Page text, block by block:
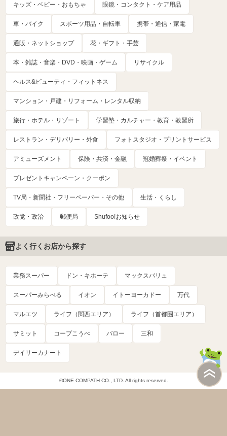
キッズ・ベビー・おもちゃ 眼鏡・コンタクト・ケア用品
車・バイク スポーツ用品・自転車 携帯・通信・家電
通販・ネットショップ 花・ギフト・手芸
本・雑誌・音楽・DVD・映画・ゲーム リサイクル
ヘルス&ビューティ・フィットネス
マンション・戸建・リフォーム・レンタル収納
旅行・ホテル・リゾート 学習塾・カルチャー・教育・教習所
レストラン・デリバリー・外食 フォトスタジオ・プリントサービス
アミューズメント 保険・共済・金融 冠婚葬祭・イベント
プレゼントキャンペーン・クーポン
TV局・新聞社・フリーペーパー・その他 生活・くらし
政党・政治 郵便局 Shufoo!お知らせ
よく行くお店から探す
業務スーパー ドン・キホーテ マックスバリュ
スーパーみらべる イオン イトーヨーカドー 万代
マルエツ ライフ（関西エリア） ライフ（首都圏エリア）
サミット コープこうべ バロー 三和
デイリーカナート
©ONE COMPATH CO., LTD. All rights reserved.